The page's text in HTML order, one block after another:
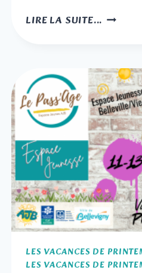
LIRE LA SUITE... LES
LES VACANCES DE
LES VACANCES DE